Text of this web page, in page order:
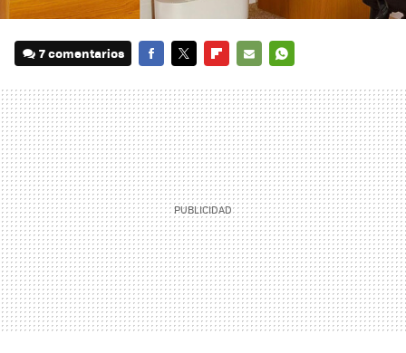
7 comentarios
MAIL